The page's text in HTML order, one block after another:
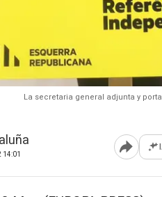
La secretaria general adjunta y
14:01 Abrir